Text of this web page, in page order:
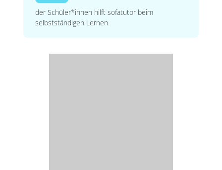
der Schüler*innen hilft sofatutor beim
selbstständigen Lernen.